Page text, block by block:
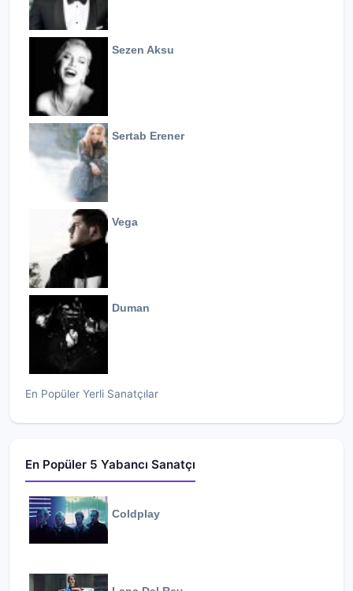
Sezen Aksu
Sertab Erener
Vega
Duman
En Popüler Yerli Sanatçılar
En Popüler 5 Yabancı Sanatçı
Coldplay